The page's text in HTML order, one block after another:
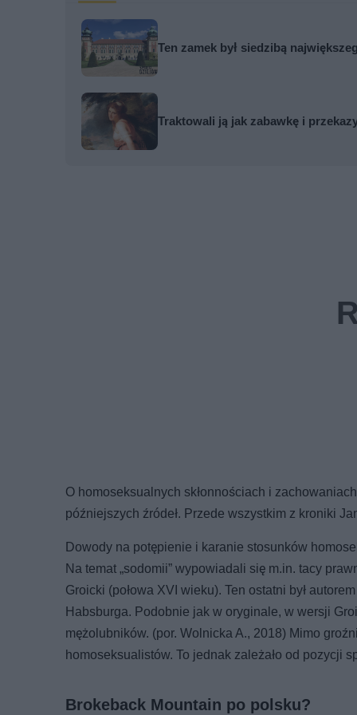
Ten zamek był siedzibą
Traktowali ją jak zabawkę i
O homoseksualnych skłonnościach i
późniejszych źródeł. Przede wszystkim z kroniki
Dowody na potępienie i karanie stosunków
Na temat „sodomii” wypowiadali się m.in. tacy
Groicki (połowa XVI wieku). Ten ostatni był
Habsburga. Podobnie jak w oryginale, w wersji
mężolubników. (por. Wolnicka A., 2018) Mimo
homoseksualistów. To jednak zależało od pozycji
Brokeback Mountain po polsku?